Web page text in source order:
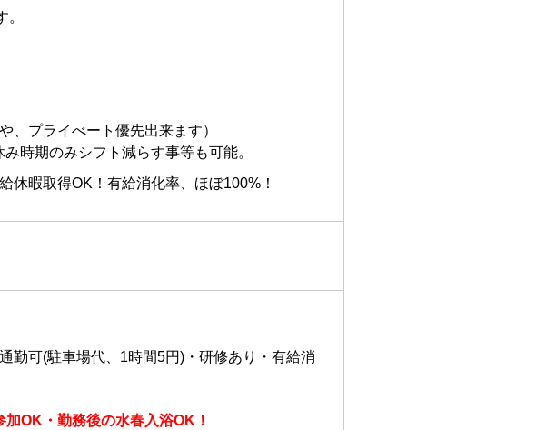
、プライべート優先出来ます）
時期のみシフト減らす事等も可能。
暇取得OK！有給消化率、ほぼ100%！
勤可(駐車場代、1時間5円)・研修あり・有給消
OK・勤務後の水春入浴OK！